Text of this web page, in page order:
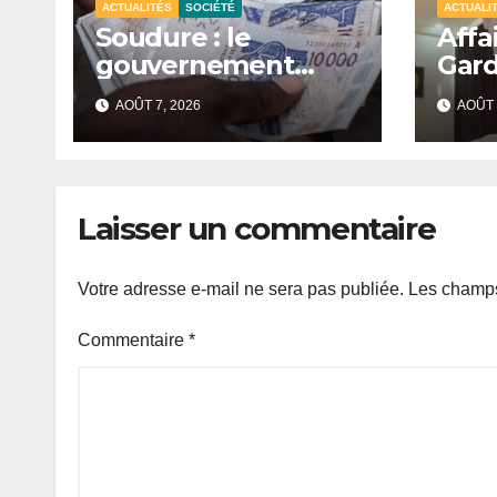
ACTUALITÉS SOCIÉTÉ
Soudure : le
gouvernement
débloque 7,2
milliards FCFA,
chaque ménage
AOÛT 7, 2026
sort
AOÛT
Laisser un commentaire
Votre adresse e-mail ne sera pas publiée. Les
Commentaire *